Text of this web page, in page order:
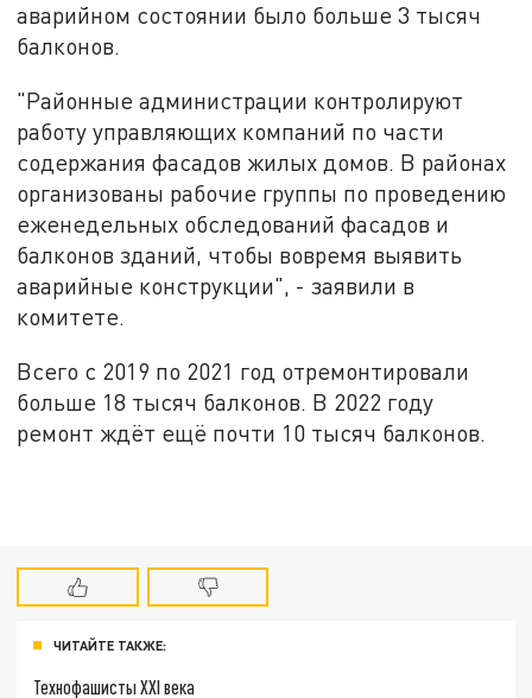
аварийном состоянии было больше 3 тысяч
балконов.
"Районные администрации контролируют
работу управляющих компаний по части
содержания фасадов жилых домов. В районах
организованы рабочие группы по проведению
еженедельных обследований фасадов и
балконов зданий, чтобы вовремя выявить
аварийные конструкции", - заявили в
комитете.
Всего с 2019 по 2021 год отремонтировали
больше 18 тысяч балконов. В 2022 году
ремонт ждёт ещё почти 10 тысяч балконов.
ЧИТАЙТЕ ТАКЖЕ:
Технофашисты XXI века